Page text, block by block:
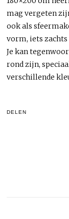
mag vergeten
ook als
vorm, iets
Je kan
rond zijn,
verschillende
DELEN